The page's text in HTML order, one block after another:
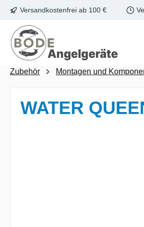
Hauptinhalt springen
Zur Suche springen
Zur Hauptnavigation springen
Versandkostenfrei ab 100 €
Zubehör Montagen und
WATER